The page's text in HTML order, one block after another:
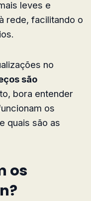
leves e
rede, facilitando o
no
são
bora entender
os
quais são as
os